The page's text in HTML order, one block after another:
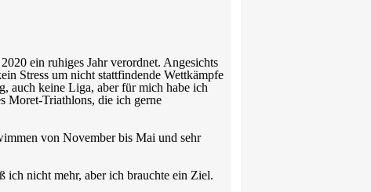
ein ruhiges Jahr verordnet. Angesichts
Stress um nicht stattfindende Wettkämpfe
auch keine Liga, aber für mich habe ich
Moret-Triathlons, die ich gerne
von November bis Mai und sehr
nicht mehr, aber ich brauchte ein Ziel.